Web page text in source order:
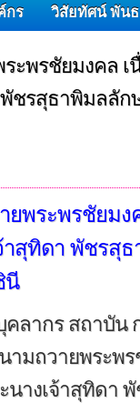
กร วิสัยทัศน์ พัน
พรชัยมงคล เ
พัชรสุธาพิมลลั
พระพรชัยมง
าสุทิดา พัชร
นี
ลากร สถาบัน
มถวายพระพร
นางเจ้าสุทิดา